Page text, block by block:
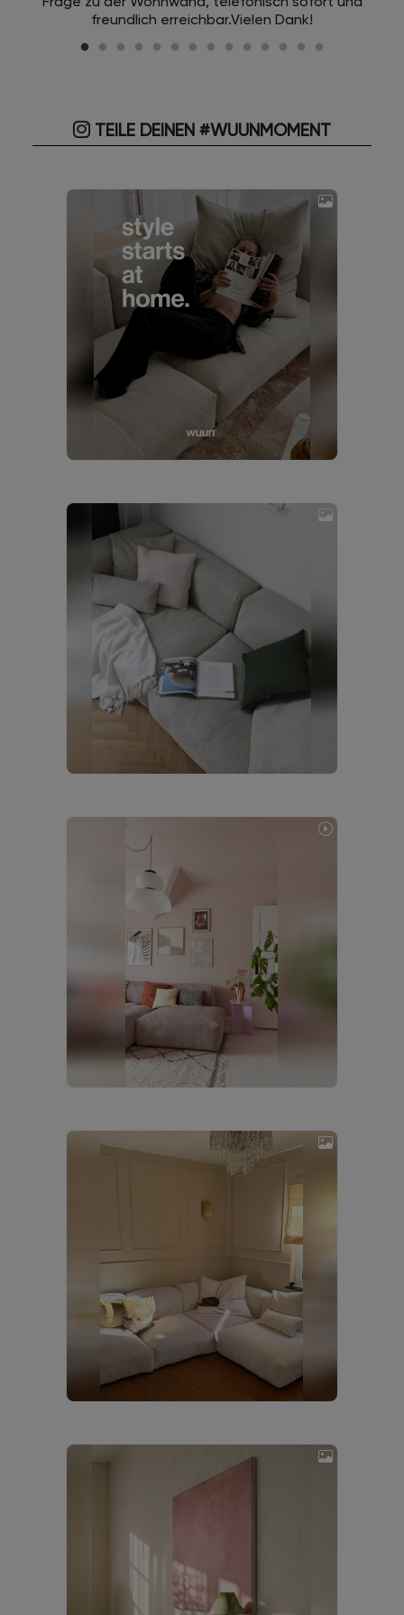
freundlich erreichbar.Vielen Dank!
TEILE DEINEN #WUUNMOMENT